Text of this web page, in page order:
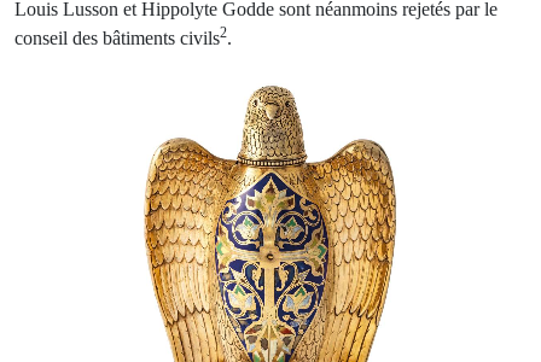
Louis Lusson et Hippolyte Godde sont néanmoins rejetés par le
conseil des bâtiments civils2.